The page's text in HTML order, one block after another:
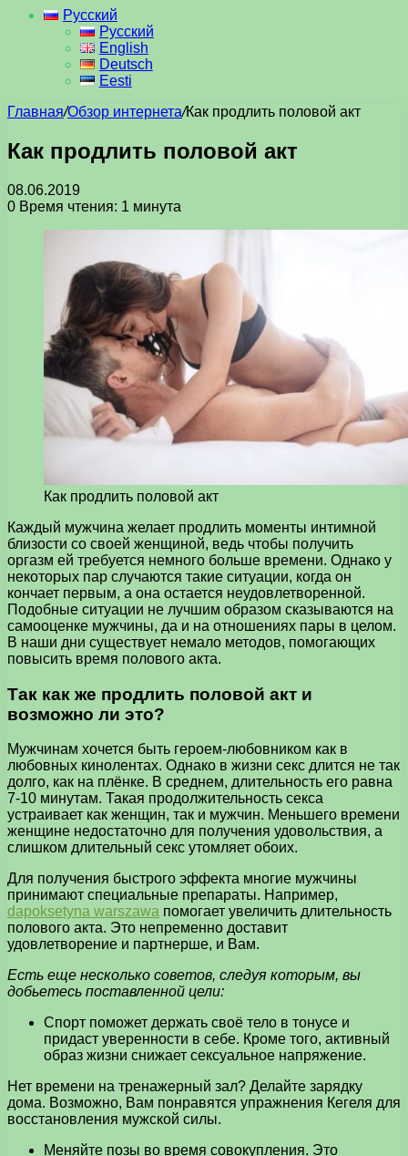
Русский
Русский
English
Deutsch
Eesti
Главная/Обзор интернета/Как продлить половой акт
Как продлить половой акт
08.06.2019
0 Время чтения: 1 минута
Как продлить половой акт
Каждый мужчина желает продлить моменты интимной
близости со своей женщиной, ведь чтобы получить
оргазм ей требуется немного больше времени. Однако у
некоторых пар случаются такие ситуации, когда он
кончает первым, а она остается неудовлетворенной.
Подобные ситуации не лучшим образом сказываются на
самооценке мужчины, да и на отношениях пары в целом.
В наши дни существует немало методов, помогающих
повысить время полового акта.
Так как же продлить половой акт и
возможно ли это?
Мужчинам хочется быть героем-любовником как в
любовных кинолентах. Однако в жизни секс длится не так
долго, как на плёнке. В среднем, длительность его равна
7-10 минутам. Такая продолжительность секса
устраивает как женщин, так и мужчин. Меньшего времени
женщине недостаточно для получения удовольствия, а
слишком длительный секс утомляет обоих.
Для получения быстрого эффекта многие мужчины
принимают специальные препараты. Например,
dapoksetyna warszawa помогает увеличить длительность
полового акта. Это непременно доставит
удовлетворение и партнерше, и Вам.
Есть еще несколько советов, следуя которым, вы
добьетесь поставленной цели:
Спорт поможет держать своё тело в тонусе и
придаст уверенности в себе. Кроме того, активный
образ жизни снижает сексуальное напряжение.
Нет времени на тренажерный зал? Делайте зарядку
дома. Возможно, Вам понравятся упражнения Кегеля для
восстановления мужской силы.
Меняйте позы во время совокупления. Это